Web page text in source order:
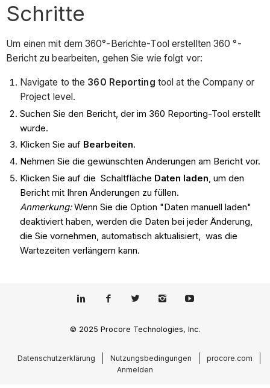
Schritte
Um einen mit dem 360°-Berichte-Tool erstellten 360 °-
Bericht zu bearbeiten, gehen Sie wie folgt vor:
Navigate to the 360 Reporting tool at the Company or
Project level.
Suchen Sie den Bericht, der im 360 Reporting-Tool erstellt
wurde.
Klicken Sie auf Bearbeiten.
Nehmen Sie die gewünschten Änderungen am Bericht vor.
Klicken Sie auf die Schaltfläche Daten laden, um den
Bericht mit Ihren Änderungen zu füllen.
Anmerkung:Wenn Sie die Option "Daten manuell laden"
deaktiviert haben, werden die Daten bei jeder Änderung,
die Sie vornehmen, automatisch aktualisiert, was die
Wartezeiten verlängern kann.
© 2025 Procore Technologies, Inc.
Datenschutzerklärung Nutzungsbedingungen
procore.com
Anmelden